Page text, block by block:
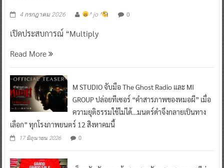
4 กรกฎาคม 2026 ^ jo ^ 0
เปิดประสบการณ์ “Multiply
Read More
M STUDIO จับมือ The Ghost Radio และ MI
GROUP ปล่อยทีเซอร์ “คำสารภาพของหมอผี” เมื่อ
ความยุติธรรมใช้ไม่ได้…มนตร์ดำจึงกลายเป็นทาง
เลือก” ทุกโรงภาพยนตร์ 12 สิงหาคมนี้
17 มิถุนายน 2026 0